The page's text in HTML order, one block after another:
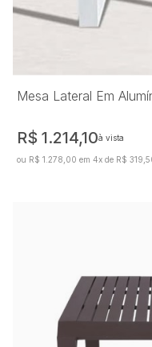
Mesa Lateral Em
R$ 1.214,10à vista
ou R$ 1.278,00 em 4x de R$